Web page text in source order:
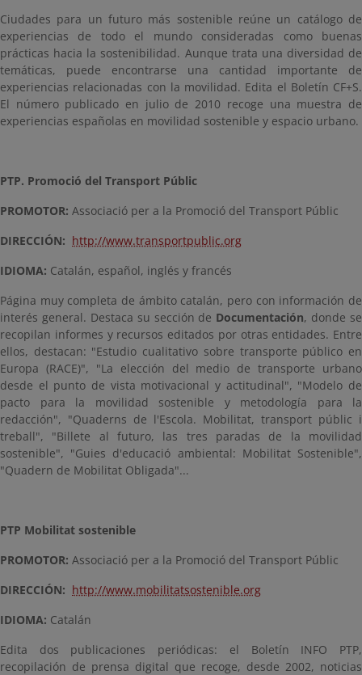
Ciudades para un futuro más sostenible reúne un catálogo de
experiencias de todo el mundo consideradas como buenas
prácticas hacia la sostenibilidad. Aunque trata una diversidad de
temáticas, puede encontrarse una cantidad importante de
experiencias relacionadas con la movilidad. Edita el Boletín CF+S.
El número publicado en julio de 2010 recoge una muestra de
experiencias españolas en movilidad sostenible y espacio urbano.
PTP. Promoció del Transport Públic
PROMOTOR: Associació per a la Promoció del Transport Públic
DIRECCIÓN: http://www.transportpublic.org
IDIOMA: Catalán, español, inglés y francés
Página muy completa de ámbito catalán, pero con información de
interés general. Destaca su sección de Documentación, donde se
recopilan informes y recursos editados por otras entidades. Entre
ellos, destacan: "Estudio cualitativo sobre transporte público en
Europa (RACE)", "La elección del medio de transporte urbano
desde el punto de vista motivacional y actitudinal", "Modelo de
pacto para la movilidad sostenible y metodología para la
redacción", "Quaderns de l'Escola. Mobilitat, transport públic i
treball", "Billete al futuro, las tres paradas de la movilidad
sostenible", "Guies d'educació ambiental: Mobilitat Sostenible",
"Quadern de Mobilitat Obligada"...
PTP Mobilitat sostenible
PROMOTOR: Associació per a la Promoció del Transport Públic
DIRECCIÓN: http://www.mobilitatsostenible.org
IDIOMA: Catalán
Edita dos publicaciones periódicas: el Boletín INFO PTP,
recopilación de prensa digital que recoge, desde 2002, noticias